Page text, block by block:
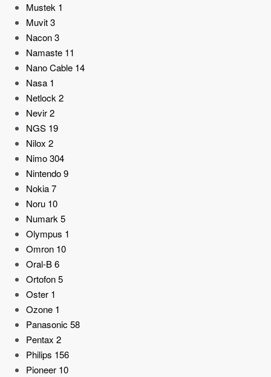
Mustek 1
Muvit3
Nacon3
Namaste 11
Nano Cable 14
Nasa 1
Netlock2
Nevir2
NGS 19
Nilox 2
Nimo304
Nintendo9
Nokia7
Noru 10
Numark5
Olympus 1
Omron 10
Oral-B6
Ortofon5
Oster 1
Ozone 1
Panasonic 58
Pentax 2
Philips 156
Pioneer 10